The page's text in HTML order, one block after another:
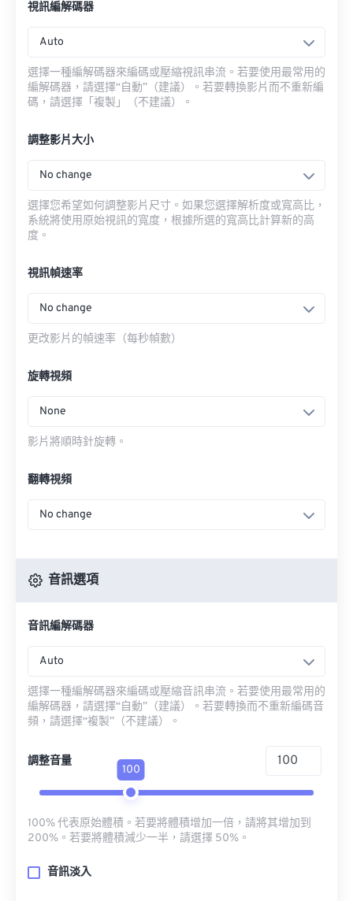
視訊編解碼器
Auto
選擇一種編解碼器來編碼或壓縮視訊串流。若要使用最常用的
編解碼器，請選擇“自動”（建議）。若要轉換影片而不重新編
碼，請選擇「複製」（不建議）。
調整影片大小
No change
選擇您希望如何調整影片尺寸。如果您選擇解析度或寬高比，
系統將使用原始視訊的寬度，根據所選的寬高比計算新的高
度。
視訊幀速率
No change
更改影片的幀速率（每秒幀數）
旋轉視頻
None
影片將順時針旋轉。
翻轉視頻
No change
音訊選項
音訊編解碼器
Auto
選擇一種編解碼器來編碼或壓縮音訊串流。若要使用最常用的
編解碼器，請選擇“自動”（建議）。若要轉換而不重新編碼音
頻，請選擇“複製”（不建議）。
調整音量
100
100% 代表原始體積。若要將體積增加一倍，請將其增加到
200%。若要將體積減少一半，請選擇 50%。
音訊淡入